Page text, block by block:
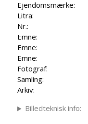
Ejendomsmærke:
Litra:
Nr.:
Emne:
Emne:
Emne:
Fotograf:
Samling:
Arkiv:
Billedteknisk info: